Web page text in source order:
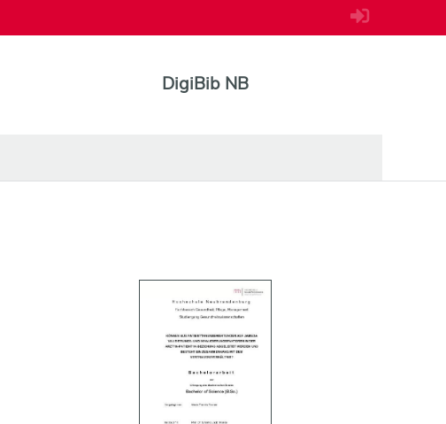
DigiBib NB